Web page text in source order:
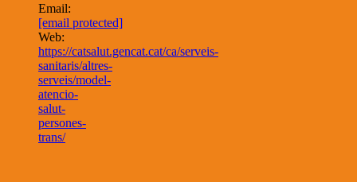
Email:
[email protected]
Web:
https://catsalut.gencat.cat/ca/serveis-
sanitaris/altres-
serveis/model-
atencio-
salut-
persones-
trans/